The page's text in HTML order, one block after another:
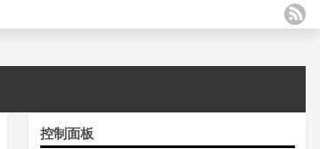
控制面板